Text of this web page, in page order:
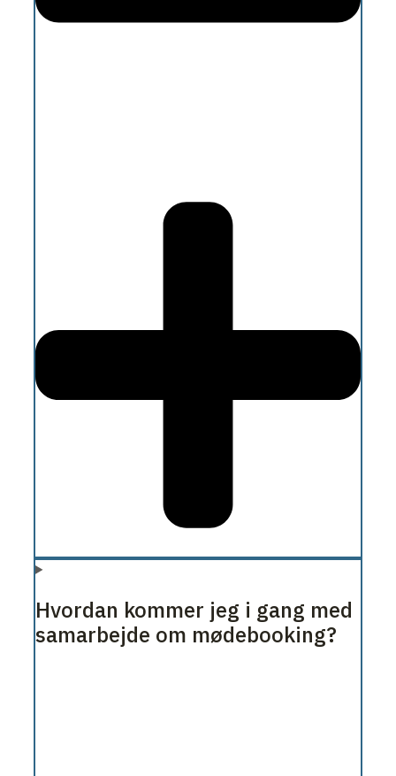
Hvordan kommer jeg i gang med
samarbejde om mødebooking?